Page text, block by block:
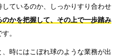
しているのか、しっかりすり合わせ
かを把握して、その上で一歩踏み
。
時にはこぼれ球のような業務が出